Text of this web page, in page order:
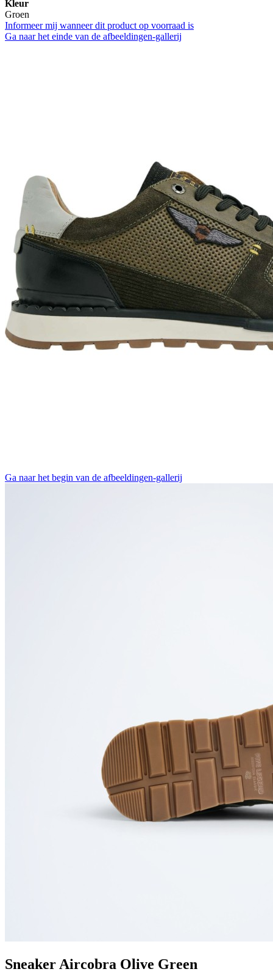
Kleur
Groen
Informeer mij wanneer dit product op voorraad is
Ga naar het einde van de afbeeldingen-gallerij
Ga naar het begin van de afbeeldingen-gallerij
Sneaker Aircobra Olive Green